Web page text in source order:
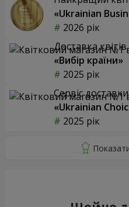
«Ukrainian
2026 рік
Доставка
«Вибір країни»
2025 рік
Сервіс доставки
«Ukrainian
2025 рік